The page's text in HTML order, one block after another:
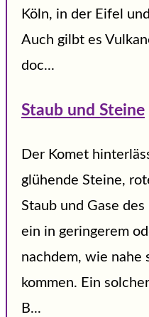
Köln, in der Eifel
Auch gilbt es
doc...
Staub und Steine
Der Komet
glühende Steine,
Staub und Gase
ein in geringerem
nachdem, wie nahe
kommen. Ein
B...